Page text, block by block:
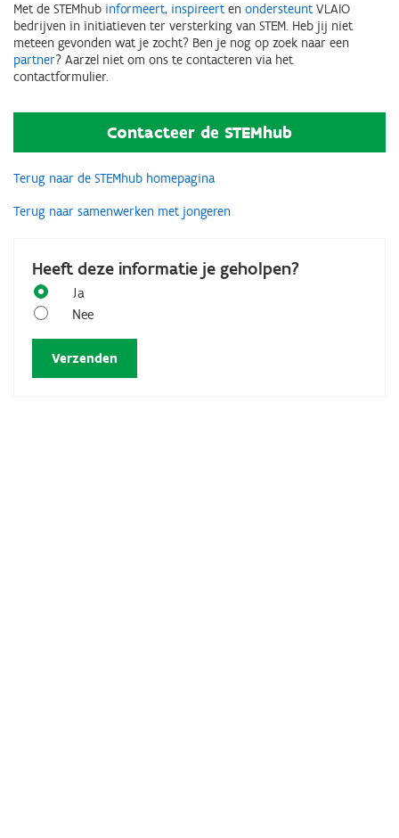
Met de STEMhub informeert, inspireerten ondersteuntVLAIO
bedrijven in initiatieven ter versterking van STEM. Heb jij niet
meteen gevonden wat je zocht? Ben je nog op zoek naar een
partner? Aarzel niet om ons te contacteren via het
contactformulier.
Contacteer de STEMhub
Terug naar de STEMhub homepagina
Terug naar samenwerken met jongeren
Heeft deze informatie je geholpen?
Ja
Nee